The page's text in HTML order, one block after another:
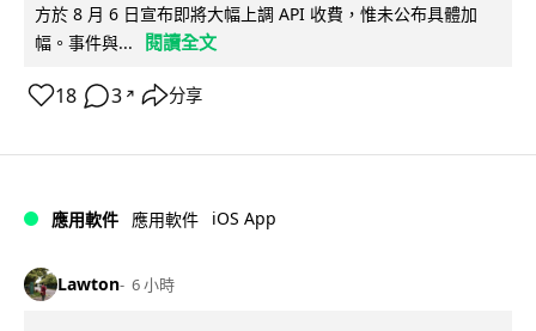
方於 8 月 6 日宣布即將大幅上調 API 收費，惟未公布具體加
幅。事件與...
閱讀全文
18 3 ↗ 分享
應用軟件 應用軟件 iOS App
Lawton 6 小時